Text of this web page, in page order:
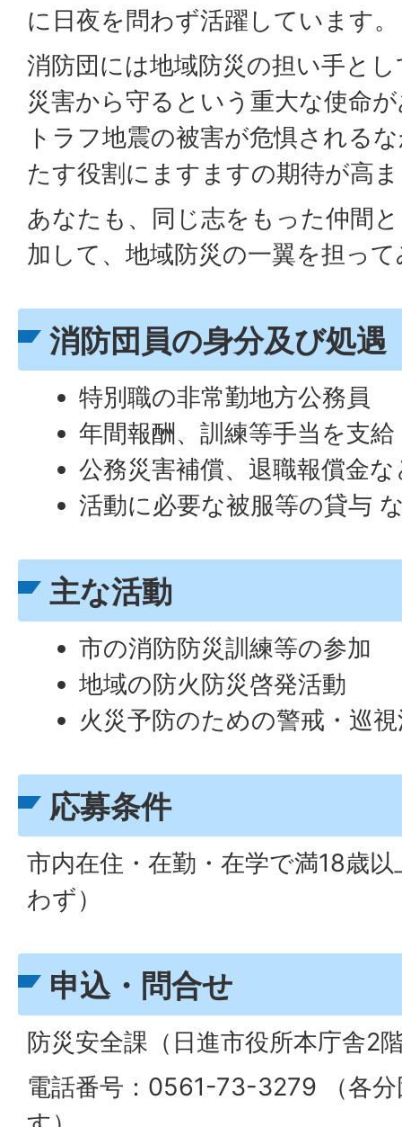
に日夜を問わず活躍しています。
消防団には地域防災の担い手と
災害から守るという重大な使命
トラフ地震の被害が危惧される
たす役割にますますの期待が高
あなたも、同じ志をもった仲間
加して、地域防災の一翼を担っ
消防団員の身分及び処遇
特別職の非常勤地方公務員
年間報酬、訓練等手当を支給
公務災害補償、退職報償金
活動に必要な被服等の貸与
主な活動
市の消防防災訓練等の参加
地域の防火防災啓発活動
火災予防のための警戒・巡
応募条件
市内在住・在勤・在学で満18歳
わず）
申込・問合せ
防災安全課（日進市役所本庁舎2
電話番号：0561-73-3279 （各